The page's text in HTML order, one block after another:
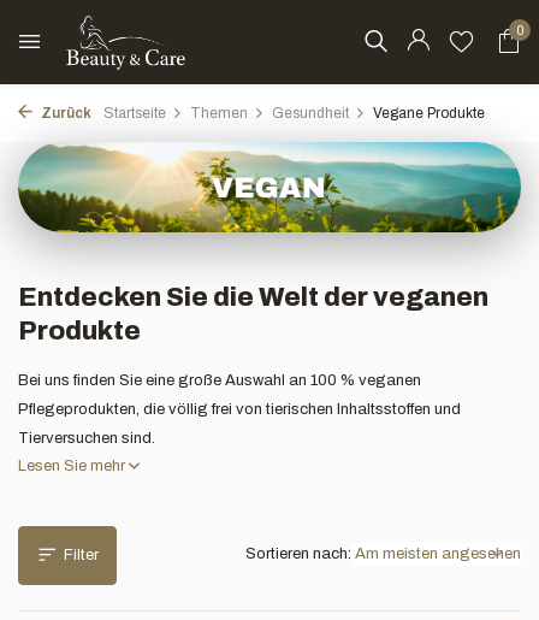
0
Zurück Startseite Themen Gesundheit Vegane Produkte
Entdecken Sie die Welt der veganen
Produkte
Bei uns finden Sie eine große Auswahl an 100 % veganen
Pflegeprodukten, die völlig frei von tierischen Inhaltsstoffen und
Tierversuchen sind.
Lesen Sie mehr
Filter Sortieren nach: